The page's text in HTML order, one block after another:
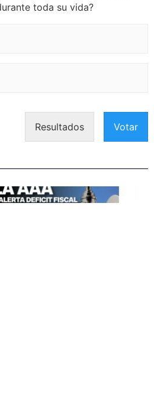
toda su vida?
Resultados Votar